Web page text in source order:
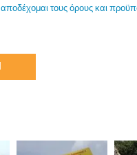
τους όρους και